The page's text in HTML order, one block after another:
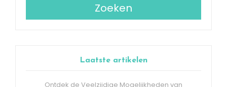
Zoeken
Laatste artikelen
Ontdek de Veelzijdige Mogelijkheden van